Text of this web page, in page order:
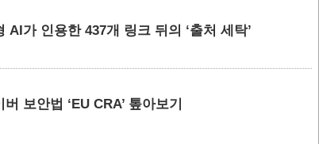
가 인용한 437개 링크 뒤의 ‘출처 세탁’
보안법 ‘EU CRA’ 톺아보기